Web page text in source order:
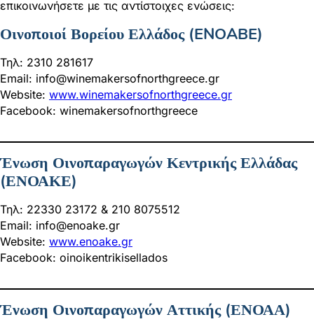
επικοινωνήσετε με τις αντίστοιχες ενώσεις:
Οινοποιοί Βορείου Ελλάδος (ENOABE)
Τηλ: 2310 281617
Email: info@winemakersofnorthgreece.gr
Website: www.winemakersofnorthgreece.gr
Facebook: winemakersofnorthgreece
Ένωση Οινοπαραγωγών Κεντρικής Ελλάδας
(ΕΝΟΑΚΕ)
Τηλ: 22330 23172 & 210 8075512
Email: info@enoake.gr
Website: www.enoake.gr
Facebook: oinoikentrikisellados
Ένωση Οινοπαραγωγών Αττικής (ΕΝΟΑΑ)